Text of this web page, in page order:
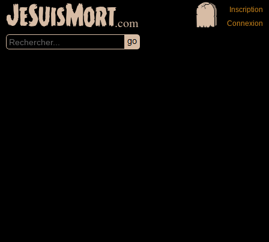
JeSuisMort.com
Inscription
Connexion